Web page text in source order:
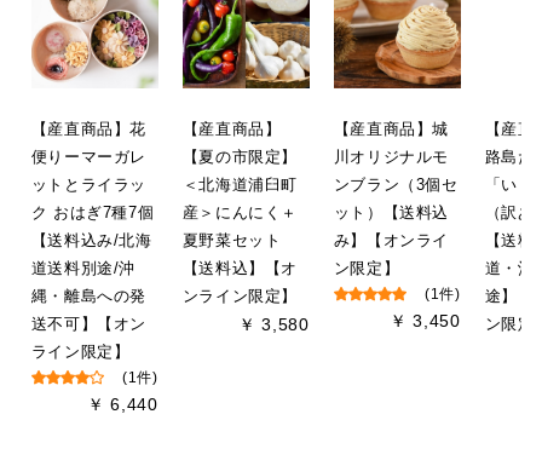
しゃる通り、芳醇な香りととろける
舌触り、上品な甘さが特徴です。収
穫期間が約1か月と短い旬の品種で
すが、こうしてお客様にお届けでき
これからも、皆様に最高のメロンを
お届けできるよう、丹精込めて育て
てまいりますので、今後ともうらう
すファーマーズをご愛顧いただけま
すと幸いです。またのご利用を心よ
りお待ちしております。
2025/07/18 02:29:38
【産直商品】花
便りーマーガレ
ットとライラッ
ク おはぎ7種7個
【送料込み/北海
道送料別途/沖
縄・離島への発
送不可】【オン
ライン限定】
(1件)
￥ 6,440
【産直商品】
【夏の市限定】
＜北海道浦臼町
産＞にんにく＋
夏野菜セット
【送料込】【オ
ンライン限定】
￥ 3,580
【産直商品】城
川オリジナルモ
ンブラン（3個セ
ット）【送料込
み】【オンライ
ン限定】
(1件)
￥ 3,450
【産
路島た
「い
（訳
【送
道・沖
途】【
ン限定